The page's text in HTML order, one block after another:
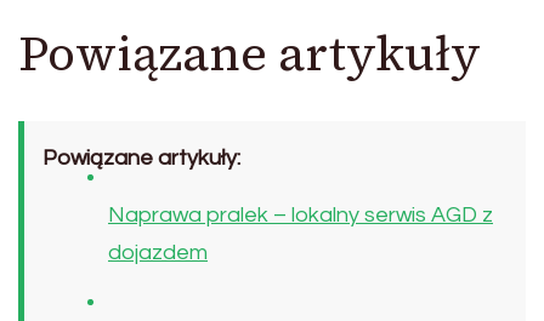
Powiązane artykuły
Powiązane artykuły:
Naprawa pralek – lokalny serwis AGD z
dojazdem